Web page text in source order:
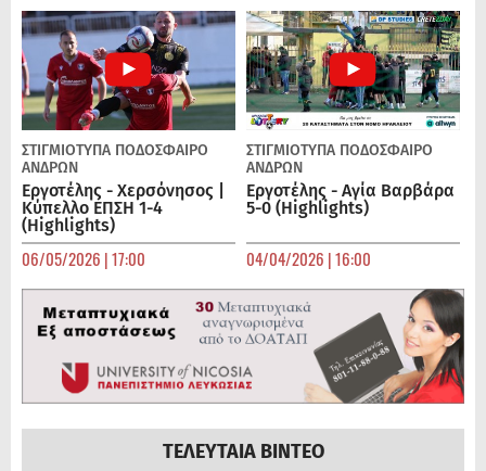
ΣΤΙΓΜΙΟΤΥΠΑ ΠΟΔΌΣΦΑΙΡΟ
ΑΝΔΡΏΝ
Εργοτέλης - Χερσόνησος |
Κύπελλο ΕΠΣΗ 1-4
(Highlights)
06/05/2026 | 17:00
ΣΤΙΓΜΙΟΤΥΠΑ ΠΟΔΌΣΦΑΙΡΟ
ΑΝΔΡΏΝ
Εργοτέλης - Αγία Βαρβάρα
5-0 (Highlights)
04/04/2026 | 16:00
ΤΕΛΕΥΤΑΙΑ ΒΙΝΤΕΟ